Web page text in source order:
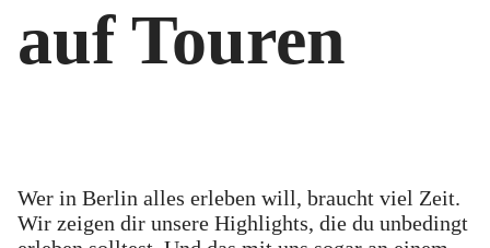
auf Touren
Wer in Berlin alles erleben will, braucht viel Zeit.
Wir zeigen dir unsere Highlights, die du unbedingt